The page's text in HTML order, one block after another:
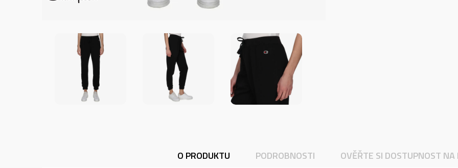
O PRODUKTU PODROBNOSTI OVĚŘTE SI DOSTUPNOST NA